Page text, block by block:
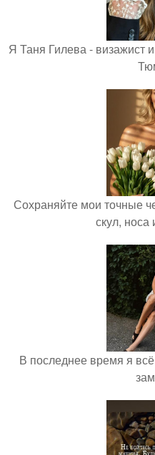
Я Таня Гилева - визажист
Сохраняйте мои точные
скул, носа
В последнее время я